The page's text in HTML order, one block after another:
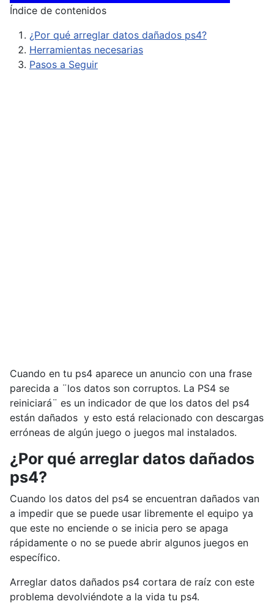
Índice de contenidos
¿Por qué arreglar datos dañados ps4?
Herramientas necesarias
Pasos a Seguir
Cuando en tu ps4 aparece un anuncio con una frase
parecida a ¨los datos son corruptos. La PS4 se
reiniciará¨ es un indicador de que los datos del ps4
están dañados y esto está relacionado con descargas
erróneas de algún juego o juegos mal instalados.
¿Por qué arreglar datos dañados
ps4?
Cuando los datos del ps4 se encuentran dañados van
a impedir que se puede usar libremente el equipo ya
que este no enciende o se inicia pero se apaga
rápidamente o no se puede abrir algunos juegos en
específico.
Arreglar datos dañados ps4 cortara de raíz con este
problema devolviéndote a la vida tu ps4.